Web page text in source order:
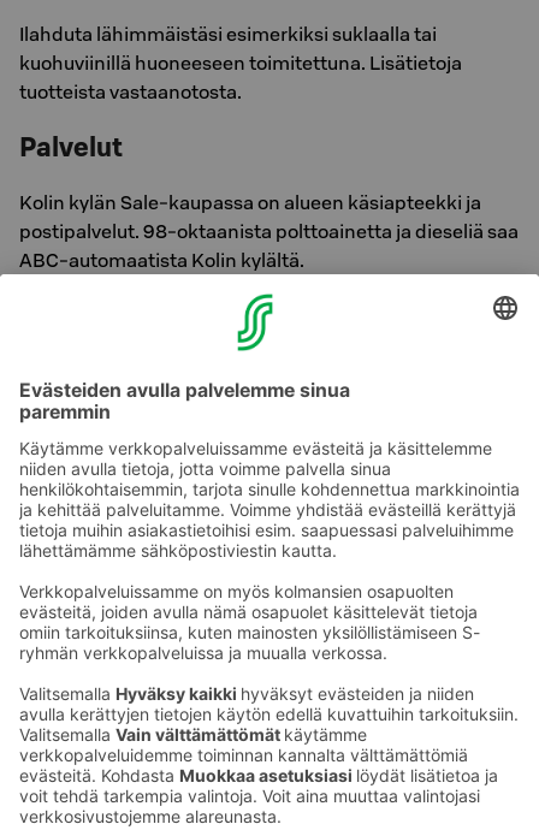
Ilahduta lähimmäistäsi esimerkiksi suklaalla tai
kuohuviinillä huoneeseen toimitettuna. Lisätietoja
tuotteista vastaanotosta.
Palvelut
Kolin kylän Sale-kaupassa on alueen käsiapteekki ja
postipalvelut. 98-oktaanista polttoainetta ja dieseliä saa
ABC-automaatista Kolin kylältä.
Lähin pankkiautomaatti sijaitsee Juuassa, 39 km päässä
hotellilta. Kolin Kylän Salelta käteistä voi nostaa S-
km päässä hotellilta. Talvella pääset jäätietä myös
Lieksan keskustaan, jossa on vireä kaupunkikeskus
palveluineen – kesällä Lieksaan pääset kiertotietä
Pielisen ympäri. Joensuuhun on matkaa 75 km.
Ota yhteyttä
Hotellien yhteystiedot
Asiakaspalvelun yhteystiedot›
Palaute
Anna palautetta
Sokos Hotels uutiskirje
Tilaa uutiskirje
Saat Sokos Hotellien uusimmat
edut ja uutiset sähköpostiisi
kuukausittain.
Palkinnot ja sertifikaatit
Sokos Hotels somessa
Sokos Hotels
Facebookissa
Sokos Hotels
Sokos
Hotels
Sokos
Hotels